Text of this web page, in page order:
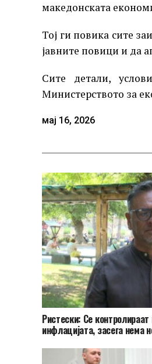
македонската
Тој ги повика сите
јавните повици и да
Сите детали,
Министерството за
мај 16, 2026
Ристески: Се
инфлацијата, засега нема